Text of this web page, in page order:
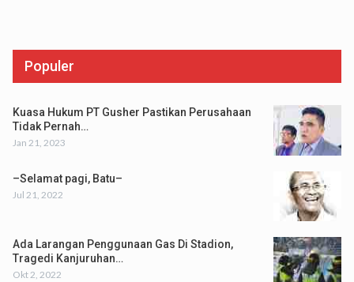
Populer
Kuasa Hukum PT Gusher Pastikan Perusahaan
Tidak Pernah…
Jan 21, 2023
–Selamat pagi, Batu–
Jul 21, 2022
Ada Larangan Penggunaan Gas Di Stadion,
Tragedi Kanjuruhan…
Okt 2, 2022